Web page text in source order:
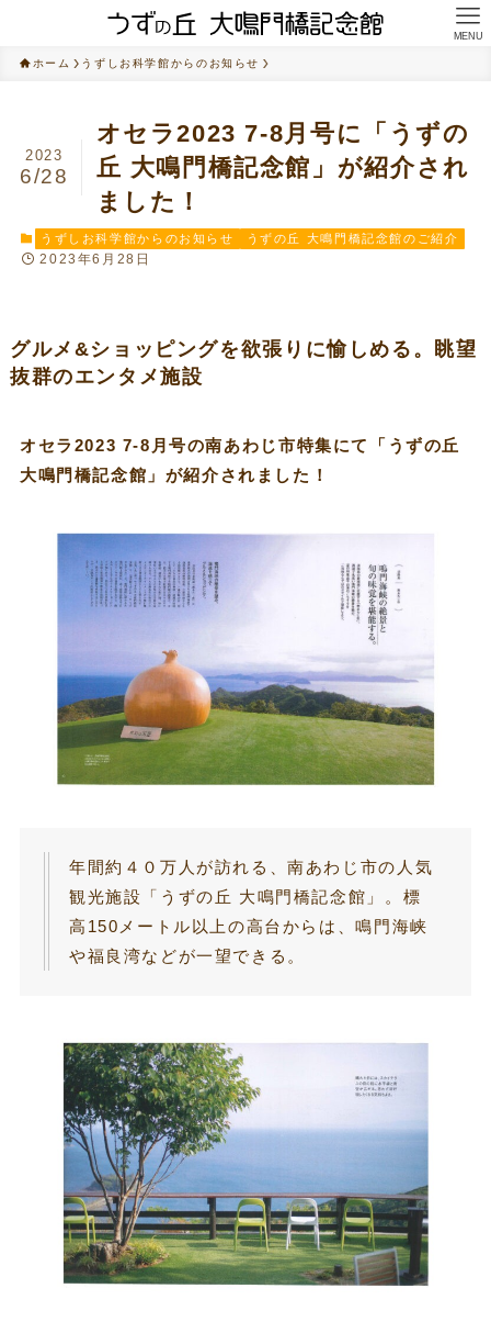
MENU
ホーム うずしお科学館からのお知らせ
オセラ2023 7-8月号に「うずの
丘 大鳴門橋記念館」が紹介され
ました！
2023
6/28
うずしお科学館からのお知らせ うずの丘 大鳴門橋記念館のご紹介
2023年6月28日
グルメ&ショッピングを欲張りに愉しめる。眺望
抜群のエンタメ施設
オセラ2023 7-8月号の南あわじ市特集にて「うずの丘
大鳴門橋記念館」が紹介されました！
年間約４０万人が訪れる、南あわじ市の人気
観光施設「うずの丘 大鳴門橋記念館」。標
高150メートル以上の高台からは、鳴門海峡
や福良湾などが一望できる。